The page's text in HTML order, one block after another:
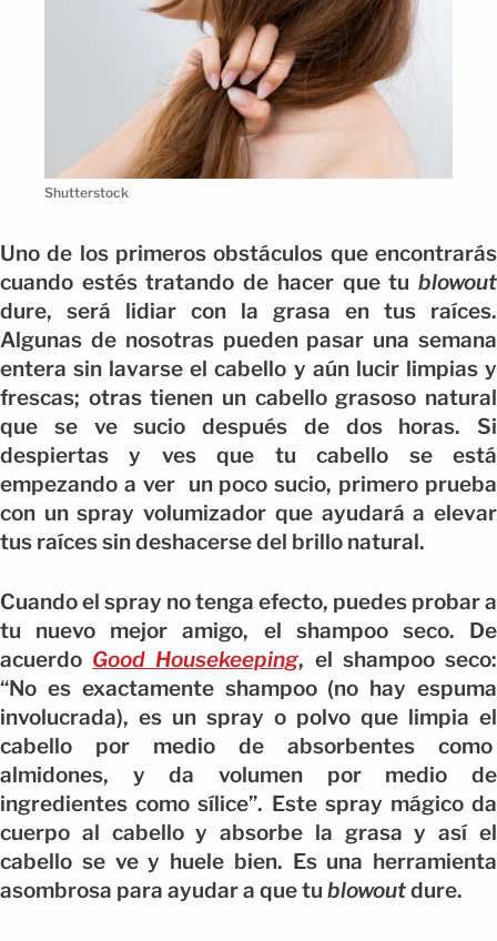
Shutterstock
Uno de los primeros obstáculos que encontrarás
cuando estés tratando de hacer que tu blowout
dure, será lidiar con la grasa en tus raíces.
Algunas de nosotras pueden pasar una semana
entera sin lavarse el cabello y aún lucir limpias y
frescas; otras tienen un cabello grasoso natural
que se ve sucio después de dos horas. Si
despiertas y ves que tu cabello se está
empezando a ver un poco sucio, primero prueba
con un spray volumizador que ayudará a elevar
tus raíces sin deshacerse del brillo natural.
Cuando el spray no tenga efecto, puedes probar a
tu nuevo mejor amigo, el shampoo seco. De
acuerdo Good Housekeeping, el shampoo seco:
“No es exactamente shampoo (no hay espuma
involucrada), es un spray o polvo que limpia el
cabello por medio de absorbentes como
almidones, y da volumen por medio de
ingredientes como sílice”. Este spray mágico da
cuerpo al cabello y absorbe la grasa y así el
cabello se ve y huele bien. Es una herramienta
asombrosa para ayudar a que tu blowoutdure.